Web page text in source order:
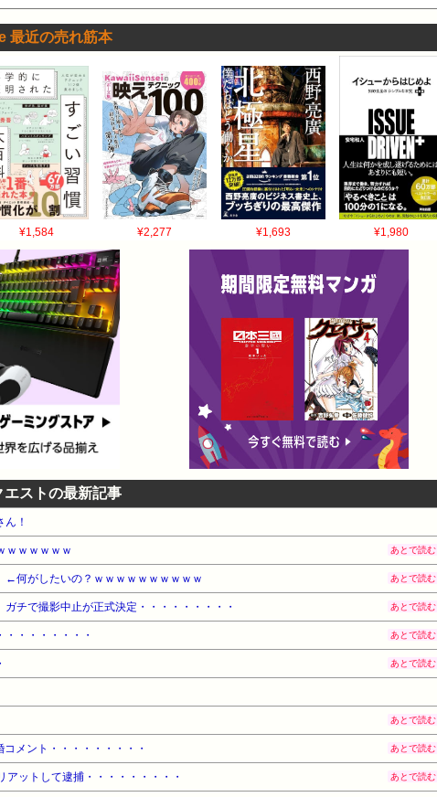
対処』3. 婚前交渉と離婚率は相関性がある。要約すると性経験の多い
少ない女性でも処女でなかった場合は離婚率が上がる。伝統文化や社会
▲ 閉じる出典：Joan R. Kahn, Kathryn A. London, 'Premarital Sex and
845-855…
最近の売れ筋本
¥1,584 ¥2,277 ¥1,693 ¥1,980
エストの最新記事
！
ｗｗｗｗｗｗ あとで読む
←何がしたいの？ｗｗｗｗｗｗｗｗｗｗ あとで読む
チで撮影中止が正式決定・・・・・・・・・ あとで読む
・・・・・・・ あとで読む
あとで読む
あとで読む
メント・・・・・・・・・ あとで読む
アットして逮捕・・・・・・・・・ あとで読む